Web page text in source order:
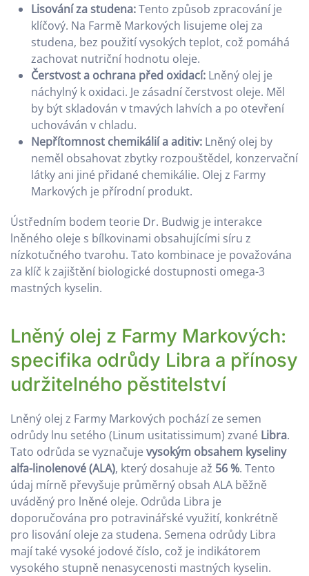
Lisování za studena:Tento způsob zpracování je
klíčový. Na Farmě Markových lisujeme olej za
studena, bez použití vysokých teplot, což pomáhá
zachovat nutriční hodnotu oleje.
Čerstvost a ochrana před oxidací: Lněný olej je
náchylný k oxidaci. Je zásadní čerstvost oleje. Měl
by být skladován v tmavých lahvích a po otevření
uchováván v chladu.
Nepřítomnost chemikálií a aditiv: Lněný olej by
neměl obsahovat zbytky rozpouštědel, konzervační
látky ani jiné přidané chemikálie. Olej z Farmy
Markových je přírodní produkt.
Ústředním bodem teorie Dr. Budwig je interakce
lněného oleje s bílkovinami obsahujícími síru z
nízkotučného tvarohu. Tato kombinace je považována
za klíč k zajištění biologické dostupnosti omega-3
mastných kyselin.
Lněný olej z Farmy Markových:
specifika odrůdy Libra a přínosy
udržitelného pěstitelství
Lněný olej z Farmy Markových pochází ze semen
odrůdy lnu setého (Linum usitatissimum) zvané Libra.
Tato odrůda se vyznačuje vysokým obsahem kyseliny
alfa-linolenové (ALA), který dosahuje až 56 %. Tento
údaj mírně převyšuje průměrný obsah ALA běžně
uváděný pro lněné oleje. Odrůda Libra je
doporučována pro potravinářské využití, konkrétně
pro lisování oleje za studena. Semena odrůdy Libra
mají také vysoké jodové číslo, což je indikátorem
vysokého stupně nenasycenosti mastných kyselin.